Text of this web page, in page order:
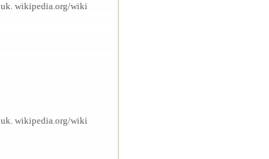
uk. wikipedia.org/wiki
uk. wikipedia.org/wiki